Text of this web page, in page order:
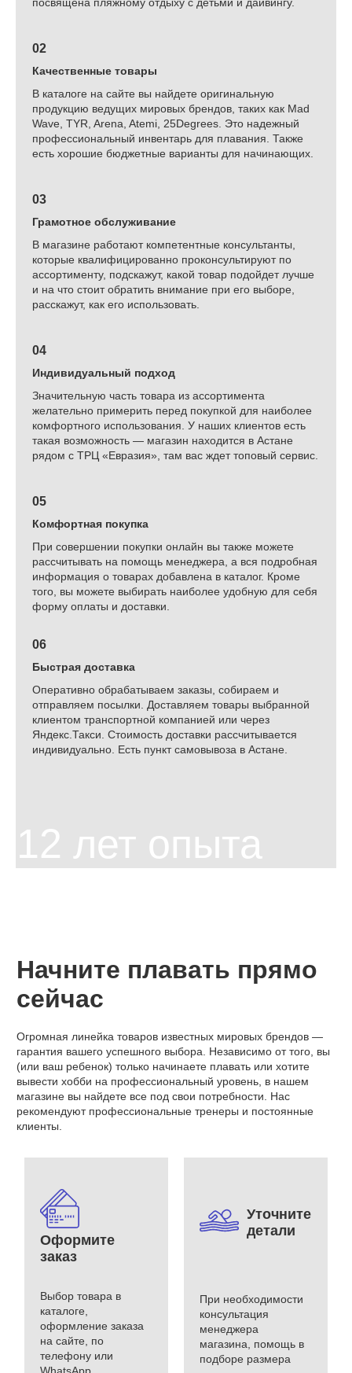
02
Качественные товары
В каталоге на сайте вы найдете оригинальную
продукцию ведущих мировых брендов, таких как Mad
Wave, TYR, Arena, Atemi, 25Degrees. Это надежный
профессиональный инвентарь для плавания. Также
есть хорошие бюджетные варианты для начинающих.
03
Грамотное обслуживание
В магазине работают компетентные консультанты,
которые квалифицированно проконсультируют по
ассортименту, подскажут, какой товар подойдет лучше
и на что стоит обратить внимание при его выборе,
расскажут, как его использовать.
04
Индивидуальный подход
Значительную часть товара из ассортимента
желательно примерить перед покупкой для наиболее
комфортного использования. У наших клиентов есть
такая возможность — магазин находится в Астане
рядом с ТРЦ «Евразия», там вас ждет топовый сервис.
05
Комфортная покупка
При совершении покупки онлайн вы также можете
рассчитывать на помощь менеджера, а вся подробная
информация о товарах добавлена в каталог. Кроме
того, вы можете выбирать наиболее удобную для себя
форму оплаты и доставки.
06
Быстрая доставка
Оперативно обрабатываем заказы, собираем и
отправляем посылки. Доставляем товары выбранной
клиентом транспортной компанией или через
Яндекс.Такси. Стоимость доставки рассчитывается
индивидуально. Есть пункт самовывоза в Астане.
Начните плавать прямо
сейчас
Огромная линейка товаров известных мировых брендов —
гарантия вашего успешного выбора. Независимо от того, вы
(или ваш ребенок) только начинаете плавать или хотите
вывести хобби на профессиональный уровень, в нашем
магазине вы найдете все под свои потребности. Нас
рекомендуют профессиональные тренеры и постоянные
клиенты.
Оформите
заказ
Выбор товара в
каталоге,
оформление заказа
на сайте, по
телефону или
Уточните
детали
При необходимости
консультация
менеджера
магазина, помощь в
подборе размера